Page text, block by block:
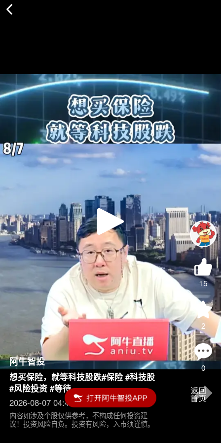
Play
Video
15
2
0
阿牛智投
想买保险，就等科技股跌#保险 #科技股
#风险投资 #等待
2026-08-07 04:45
内容如涉及个股仅供参考，不构成任何投资建
议！投资风险自负。投资有风险，入市须谨慎。